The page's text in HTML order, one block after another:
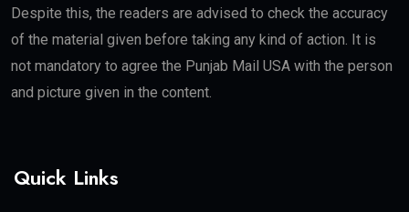
Despite this, the readers are advised to check the accuracy
of the material given before taking any kind of action. It is
not mandatory to agree the Punjab Mail USA with the person
and picture given in the content.
Quick Links